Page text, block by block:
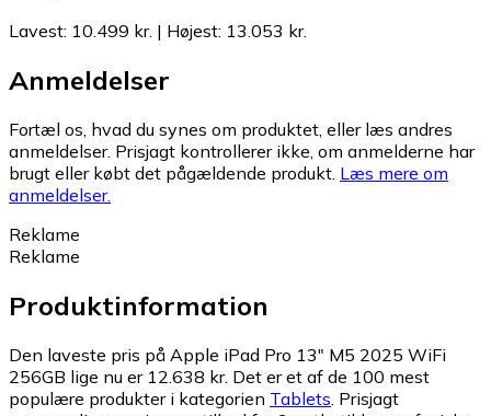
Lavest: 10.499 kr. | Højest: 13.053 kr.
Anmeldelser
Fortæl os, hvad du synes om produktet, eller læs andres
anmeldelser. Prisjagt kontrollerer ikke, om anmelderne har
brugt eller købt det pågældende produkt. Læs mere om
anmeldelser.
Reklame
Reklame
Produktinformation
Den laveste pris på Apple iPad Pro 13" M5 2025 WiFi
256GB lige nu er 12.638 kr. Det er et af de 100 mest
populære produkter i kategorien Tablets Prisjagt